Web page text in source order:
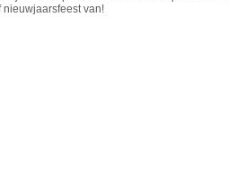
nieuwjaarsfeest van!